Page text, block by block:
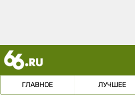
ГЛАВНОЕ ЛУЧШЕЕ